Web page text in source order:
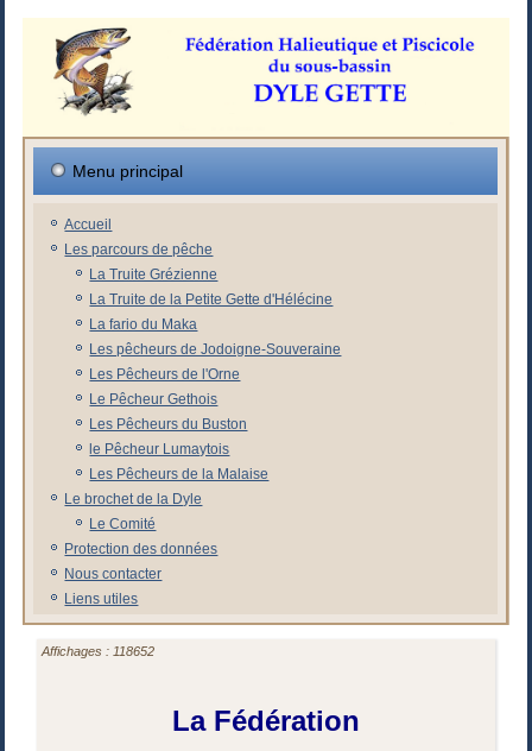
Menu principal
Accueil
Les parcours de pêche
La Truite Grézienne
La Truite de la Petite Gette d'Hélécine
La fario du Maka
Les pêcheurs de Jodoigne-Souveraine
Les Pêcheurs de l'Orne
Le Pêcheur Gethois
Les Pêcheurs du Buston
le Pêcheur Lumaytois
Les Pêcheurs de la Malaise
Le brochet de la Dyle
Le Comité
Protection des données
Nous contacter
Liens utiles
Affichages : 118652
La Fédération